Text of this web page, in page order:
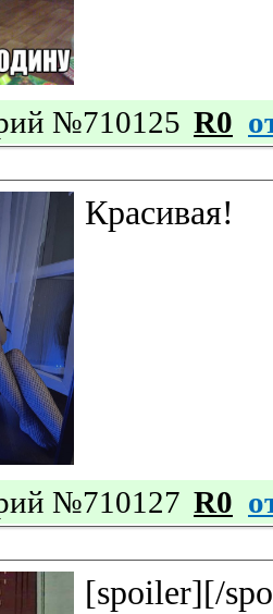
№710125 R0
Красивая!
№710127 R0
[spoiler][/